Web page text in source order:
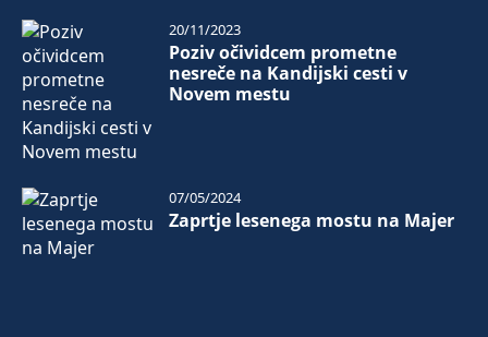
Poziv očividcem prometne
nesreče na Kandijski cesti v
Novem mestu
20/11/2023
Zaprtje lesenega mostu na Majer
07/05/2024